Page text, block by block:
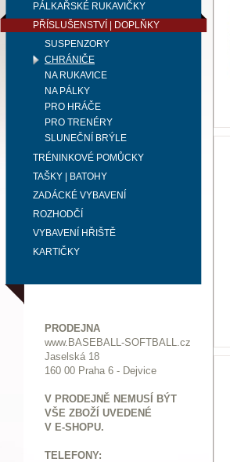
PÁLKAŘSKÉ RUKAVIČKY
PŘÍSLUŠENSTVÍ | DOPLŇKY
SUSPENZORY
CHRÁNIČE
NA RUKAVICE
NA PÁLKY
PRO HRÁČE
PRO TRENÉRY
SLUNEČNÍ BRÝLE
TRÉNINKOVÉ POMŮCKY
TAŠKY | BATOHY
ZADÁCKÉ VYBAVENÍ
ROZHODČÍ
VYBAVENÍ HŘIŠTĚ
KARTIČKY
PRODEJNA
www.BASEBALL-SOFTBALL.cz
Jaselská 18
160 00 Praha 6 - Dejvice
V PRODEJNĚ NEMUSÍ BÝT
VŠE ZBOŽÍ UVEDENÉ
V E-SHOPU.
TELEFONY: